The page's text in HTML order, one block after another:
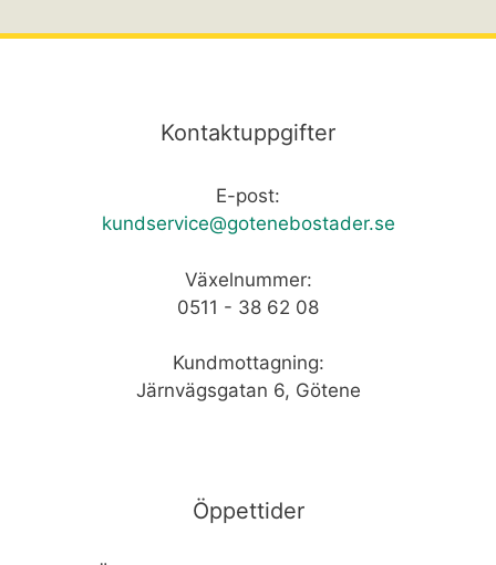
Kontaktuppgifter
E-post:
kundservice@gotenebostader.se
Växelnummer:
0511 - 38 62 08
Kundmottagning:
Järnvägsgatan 6, Götene
Öppettider